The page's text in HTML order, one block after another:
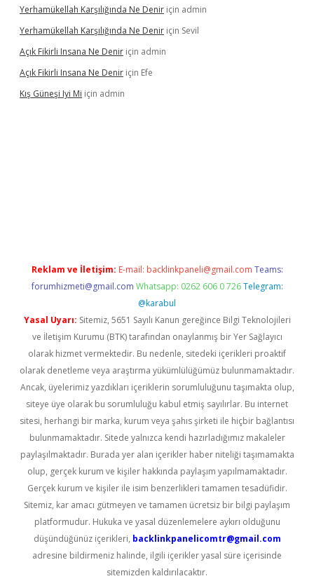
Yerhamükellah Karşılığında Ne Denir için admin
Yerhamükellah Karşılığında Ne Denir için Sevil
Açık Fikirli Insana Ne Denir için admin
Açık Fikirli Insana Ne Denir için Efe
Kış Güneşi Iyi Mi için admin
Reklam ve İletişim: E-mail: backlinkpaneli@gmail.com Teams:
forumhizmeti@gmail.com Whatsapp: 0262 606 0 726 Telegram:
@karabul
Yasal Uyarı: Sitemiz, 5651 Sayılı Kanun gereğince Bilgi Teknolojileri
ve İletişim Kurumu (BTK) tarafından onaylanmış bir Yer Sağlayıcı
olarak hizmet vermektedir. Bu nedenle, sitedeki içerikleri proaktif
olarak denetleme veya araştırma yükümlülüğümüz bulunmamaktadır.
Ancak, üyelerimiz yazdıkları içeriklerin sorumluluğunu taşımakta olup,
siteye üye olarak bu sorumluluğu kabul etmiş sayılırlar. Bu internet
sitesi, herhangi bir marka, kurum veya şahıs şirketi ile hiçbir bağlantısı
bulunmamaktadır. Sitede yalnızca kendi hazırladığımız makaleler
paylaşılmaktadır. Burada yer alan içerikler haber niteliği taşımamakta
olup, gerçek kurum ve kişiler hakkında paylaşım yapılmamaktadır.
Gerçek kurum ve kişiler ile isim benzerlikleri tamamen tesadüfidir.
Sitemiz, kar amacı gütmeyen ve tamamen ücretsiz bir bilgi paylaşım
platformudur. Hukuka ve yasal düzenlemelere aykırı olduğunu
düşündüğünüz içerikleri, backlinkpanelicomtr@gmail.com
adresine bildirmeniz halinde, ilgili içerikler yasal süre içerisinde
sitemizden kaldırılacaktır.